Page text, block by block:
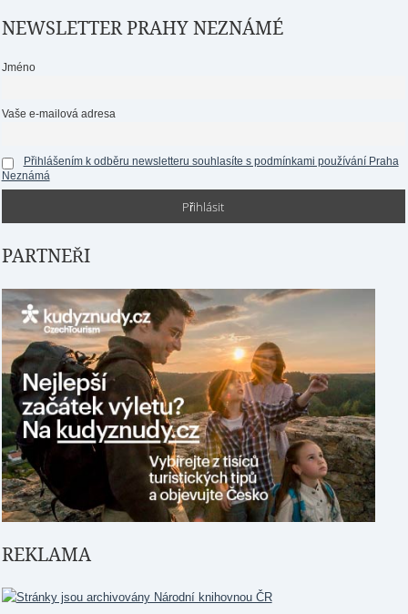
NEWSLETTER PRAHY NEZNÁMÉ
Jméno
Vaše e-mailová adresa
Přihlášením k odběru newsletteru souhlasíte s podmínkami používání Praha
Neznámá
PARTNEŘI
REKLAMA